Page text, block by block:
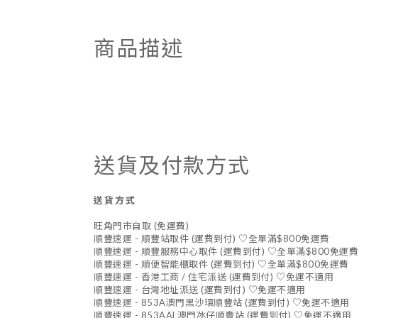
商品描述
送貨及付款方式
送貨方式
旺角門市自取 (免運費)
順豐速運 - 順豐站取件 (運費到付) ♡全單滿$800免運費
順豐速運 - 順豐服務中心取件 (運費到付) ♡全單滿$800免運費
順豐速運 - 順便智能櫃取件 (運費到付) ♡全單滿$800免運費
順豐速運 - 香港工商 / 住宅派送 (運費到付) ♡免運不適用
順豐速運 - 台灣地址派送 (運費到付) ♡免運不適用
順豐速運 - 853A澳門黑沙環順豐站 (運費到付) ♡免運不適用
順豐速運 - 853AAL澳門氹仔順豐站 (運費到付) ♡免運不適用